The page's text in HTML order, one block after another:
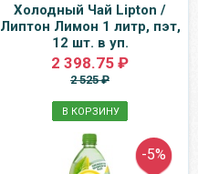
Холодный Чай Lipton /
Липтон Лимон 1 литр, пэт,
12 шт. в уп.
2 398.75 ₽
2 525 ₽
В КОРЗИНУ
-5%